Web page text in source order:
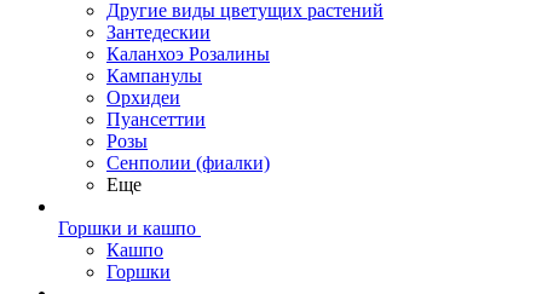
Другие виды цветущих растений
Зантедескии
Каланхоэ Розалины
Кампанулы
Орхидеи
Пуансеттии
Розы
Сенполии (фиалки)
Еще
Горшки и кашпо
Кашпо
Горшки